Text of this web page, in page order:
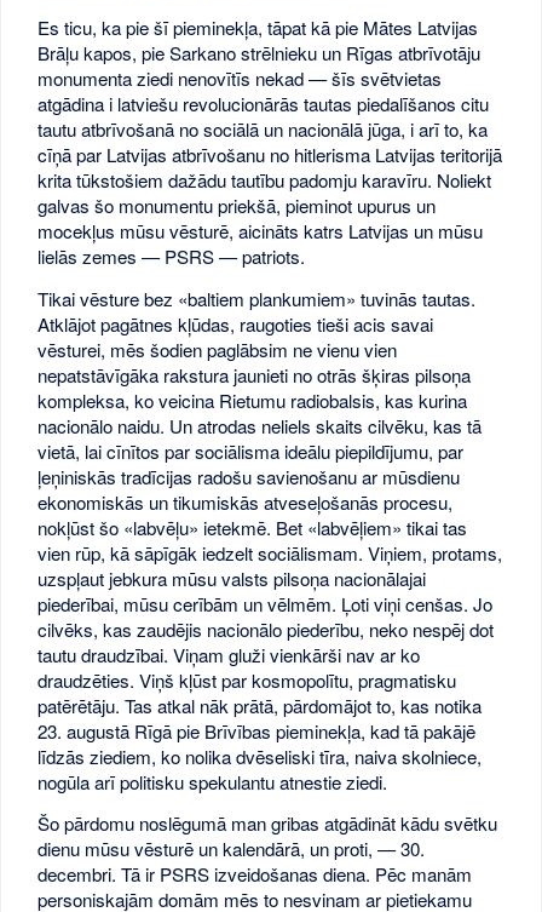
Es ticu, ka pie šī pieminekļa, tāpat kā pie Mātes Latvijas
Brāļu kapos, pie Sarkano strēlnieku un Rīgas atbrīvotāju
monumenta ziedi nenovītīs nekad — šīs svētvietas
atgādina i latviešu revolucionārās tautas piedalīšanos citu
tautu atbrīvošanā no sociālā un nacionālā jūga, i arī to, ka
cīņā par Latvijas atbrīvošanu no hitlerisma Latvijas teritorijā
krita tūkstošiem dažādu tautību padomju karavīru. Noliekt
galvas šo monumentu priekšā, pieminot upurus un
mocekļus mūsu vēsturē, aicināts katrs Latvijas un mūsu
lielās zemes — PSRS — patriots.
Tikai vēsture bez «baltiem plankumiem» tuvinās tautas.
Atklājot pagātnes kļūdas, raugoties tieši acis savai
vēsturei, mēs šodien paglābsim ne vienu vien
nepatstāvīgāka rakstura jaunieti no otrās šķiras pilsoņa
kompleksa, ko veicina Rietumu radiobalsis, kas kurina
nacionālo naidu. Un atrodas neliels skaits cilvēku, kas tā
vietā, lai cīnītos par sociālisma ideālu piepildījumu, par
ļeņiniskās tradīcijas radošu savienošanu ar mūsdienu
ekonomiskās un tikumiskās atveseļošanās procesu,
nokļūst šo «labvēļu» ietekmē. Bet «labvēļiem» tikai tas
vien rūp, kā sāpīgāk iedzelt sociālismam. Viņiem, protams,
uzspļaut jebkura mūsu valsts pilsoņa nacionālajai
piederībai, mūsu cerībām un vēlmēm. Ļoti viņi cenšas. Jo
cilvēks, kas zaudējis nacionālo piederību, neko nespēj dot
tautu draudzībai. Viņam gluži vienkārši nav ar ko
draudzēties. Viņš kļūst par kosmopolītu, pragmatisku
patērētāju. Tas atkal nāk prātā, pārdomājot to, kas notika
23. augustā Rīgā pie Brīvības pieminekļa, kad tā pakājē
līdzās ziediem, ko nolika dvēseliski tīra, naiva skolniece,
nogūla arī politisku spekulantu atnestie ziedi.
Šo pārdomu noslēgumā man gribas atgādināt kādu svētku
dienu mūsu vēsturē un kalendārā, un proti, — 30.
decembri. Tā ir PSRS izveidošanas diena. Pēc manām
personiskajām domām mēs to nesvinam ar pietiekamu